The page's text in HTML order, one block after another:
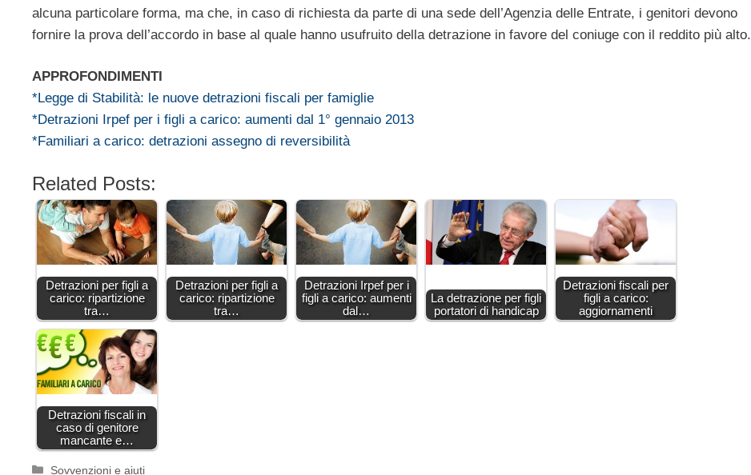
alcuna particolare forma, ma che, in caso di richiesta da parte di una sede dell’Agenzia delle Entrate, i genitori devono
fornire la prova dell’accordo in base al quale hanno usufruito della detrazione in favore del coniuge con il reddito più alto.
APPROFONDIMENTI
*Legge di Stabilità: le nuove detrazioni fiscali per famiglie
*Detrazioni Irpef per i figli a carico: aumenti dal 1° gennaio 2013
*Familiari a carico: detrazioni assegno di reversibilità
Related Posts:
Detrazioni per figli a
carico: ripartizione
tra…
Detrazioni per figli a
carico: ripartizione
tra…
Detrazioni Irpef per i
figli a carico: aumenti
dal…
La detrazione per figli
portatori di handicap
Detrazioni fiscali per
figli a carico:
aggiornamenti
Detrazioni fiscali in
caso di genitore
mancante e…
Categorie
Sovvenzioni e aiuti